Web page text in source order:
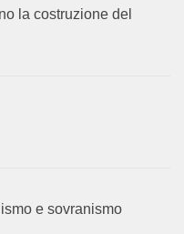
la costruzione del
e sovranismo